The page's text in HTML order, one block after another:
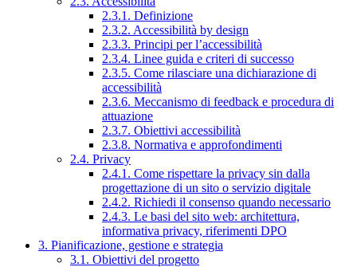
2.3.1. Definizione
2.3.2. Accessibilità by design
2.3.3. Principi per l’accessibilità
2.3.4. Linee guida e criteri di successo
2.3.5. Come rilasciare una dichiarazione di
accessibilità
2.3.6. Meccanismo di feedback e procedura di
attuazione
2.3.7. Obiettivi accessibilità
2.3.8. Normativa e approfondimenti
2.4. Privacy
2.4.1. Come rispettare la privacy sin dalla
progettazione di un sito o servizio digitale
2.4.2. Richiedi il consenso quando necessario
2.4.3. Le basi del sito web: architettura,
informativa privacy, riferimenti DPO
3. Pianificazione, gestione e strategia
3.1. Obiettivi del progetto